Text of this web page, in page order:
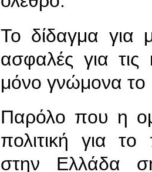
Το δίδαγμα για
ασφαλές για τις
μόνο γνώμονα το
Παρόλο που η
πολιτική για
στην Ελλάδα